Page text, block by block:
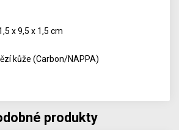
x 9,5 x 1,5 cm
kůže (Carbon/NAPPA)
produkty